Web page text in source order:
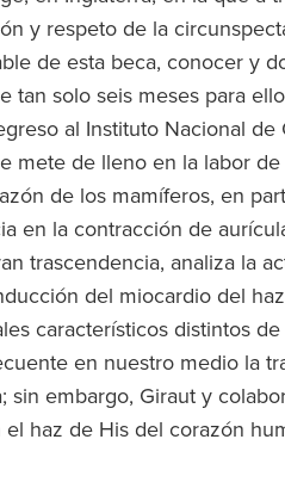
y respeto de la
de esta beca, conocer y
tan solo seis meses para
al Instituto Nacional
mete de lleno en la labor
de los mamíferos, en
en la contracción de
trascendencia, analiza la
del miocardio del
característicos distintos
en nuestro medio la
sin embargo, Giraut y
haz de His del corazón